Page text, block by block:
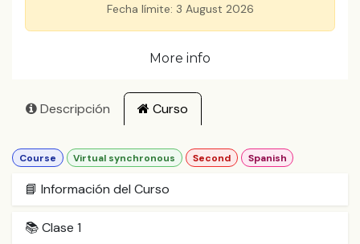
Fecha límite: 3 August 2026
More info
Descripción Curso
Course Virtual synchronous Second Spanish
📘 Información del Curso
📚 Clase 1